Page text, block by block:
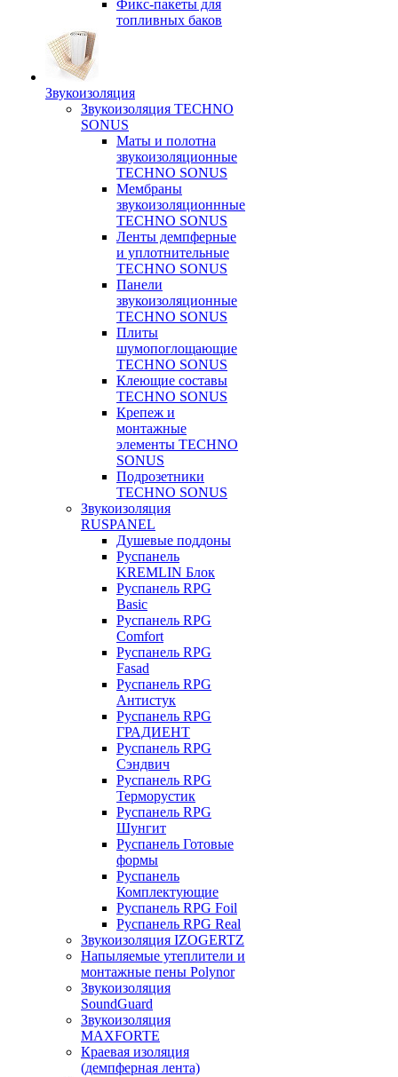
Фикс-пакеты для
топливных баков
Звукоизоляция
Звукоизоляция TECHNO
SONUS
Маты и полотна
звукоизоляционные
TECHNO SONUS
Мембраны
звукоизоляционнные
TECHNO SONUS
Ленты демпферные
и уплотнительные
TECHNO SONUS
Панели
звукоизоляционные
TECHNO SONUS
Плиты
шумопоглощающие
TECHNO SONUS
Клеющие составы
TECHNO SONUS
Крепеж и
монтажные
элементы TECHNO
SONUS
Подрозетники
TECHNO SONUS
Звукоизоляция
RUSPANEL
Душевые поддоны
Руспанель
KREMLIN Блок
Руспанель RPG
Basic
Руспанель RPG
Comfort
Руспанель RPG
Fasad
Руспанель RPG
Антистук
Руспанель RPG
ГРАДИЕНТ
Руспанель RPG
Сэндвич
Руспанель RPG
Терморустик
Руспанель RPG
Шунгит
Руспанель Готовые
формы
Руспанель
Комплектующие
Руспанель RPG Foil
Руспанель RPG Real
Звукоизоляция IZOGERTZ
Напыляемые утеплители и
монтажные пены Polynor
Звукоизоляция
SoundGuard
Звукоизоляция
MAXFORTE
Краевая изоляция
(демпферная лента)